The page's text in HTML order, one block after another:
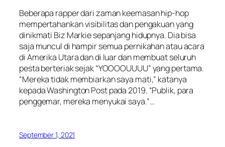
Beberapa rapper dari zaman keemasan hip-hop
mempertahankan visibilitas dan pengakuan yang
dinikmati Biz Markie sepanjang hidupnya. Dia bisa
saja muncul di hampir semua pernikahan atau acara
di Amerika Utara dan di luar dan membuat seluruh
pesta berteriak sejak “YOOOOUUUU” yang pertama.
“Mereka tidak membiarkan saya mati,” katanya
kepada Washington Post pada 2019. “Publik, para
penggemar, mereka menyukai saya.”…
September 1, 2021